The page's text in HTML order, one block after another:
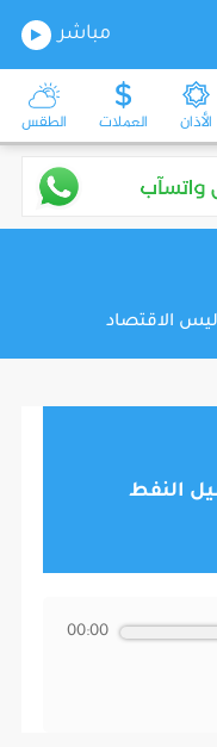
مباشر
الأذان العملات الطقس
الاقتصاد
النفط
00:00